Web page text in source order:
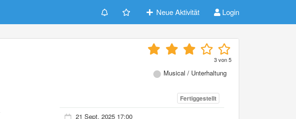
Neue Aktivität Login
3von5
Musical / Unterhaltung
Fertiggestellt
21 Sept. 2025 17:00